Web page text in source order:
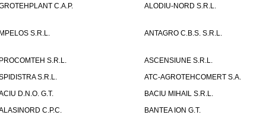
C.A.P.
ALODIU-NORD S.R.L.
S.R.L. ANTAGRO C.B.S. S.R.L.
S.R.L.
ASCENSIUNE S.R.L.
S.R.L.
ATC-AGROTEHCOMERT S.A.
D.N.O. G.T.
BACIU MIHAIL S.R.L.
C.P.C.
BANTEA ION G.T.